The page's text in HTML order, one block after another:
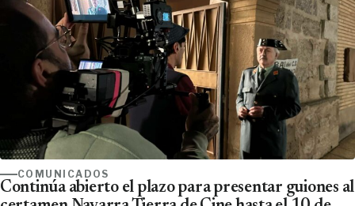
COMUNICADOS
Continúa abierto el plazo para presentar guiones al